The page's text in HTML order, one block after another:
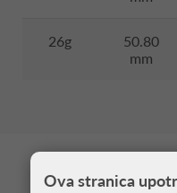
26g
50.80
mm
MOŽDA
Ova stranica